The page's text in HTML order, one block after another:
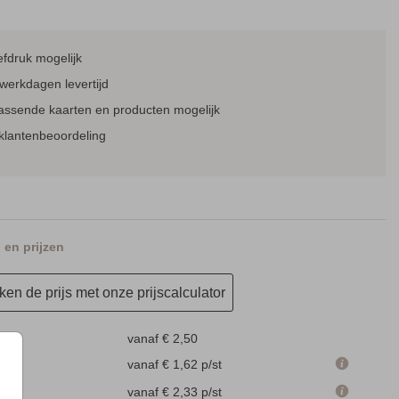
BORDJE BIJ KALENDER
mogelijk
levertijd
kaarten en producten mogelijk
en prijzen
de prijs met onze prijscalculator
vanaf € 2,50
vanaf € 1,62 p/st
vanaf € 2,33 p/st